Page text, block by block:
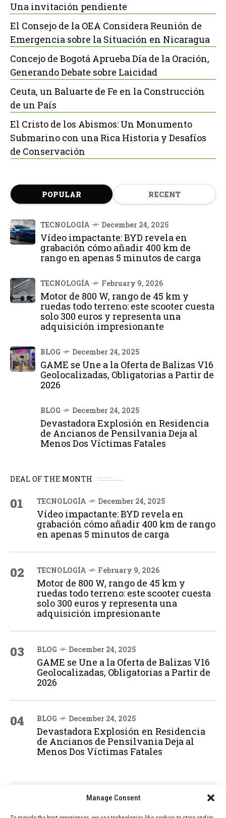
Manage Consent
Una invitación pendiente
El Consejo de la OEA Considera Reunión de
Emergencia sobre la Situación en Nicaragua
Concejo de Bogotá Aprueba Día de la Oración,
Generando Debate sobre Laicidad
Ceuta, un Baluarte de Fe en la Construcción
de un País
El Cristo de los Abismos: Un Monumento
Submarino con una Rica Historia y Desafíos
de Conservación
POPULAR RECENT
TECNOLOGÍA December 24, 2025
Vídeo impactante: BYD revela en
grabación cómo añadir 400 km de
rango en apenas 5 minutos de carga
TECNOLOGÍA February 9, 2026
Motor de 800 W, rango de 45 km y
ruedas todo terreno: este scooter cuesta
solo 300 euros y representa una
adquisición impresionante
BLOG December 24, 2025
GAME se Une a la Oferta de Balizas V16
Geolocalizadas, Obligatorias a Partir de
2026
BLOG December 24, 2025
Devastadora Explosión en Residencia
de Ancianos de Pensilvania Deja al
Menos Dos Víctimas Fatales
DEAL OF THE MONTH
01 TECNOLOGÍA December 24, 2025
Vídeo impactante: BYD revela en
grabación cómo añadir 400 km de rango
en apenas 5 minutos de carga
02 TECNOLOGÍA February 9, 2026
Motor de 800 W, rango de 45 km y
ruedas todo terreno: este scooter cuesta
solo 300 euros y representa una
adquisición impresionante
03 BLOG December 24, 2025
GAME se Une a la Oferta de Balizas V16
Geolocalizadas, Obligatorias a Partir de
2026
04 BLOG December 24, 2025
Devastadora Explosión en Residencia
de Ancianos de Pensilvania Deja al
Menos Dos Víctimas Fatales